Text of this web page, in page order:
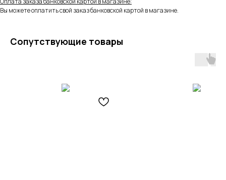
Вы можете оплатить свой заказ банковской картой в магазине.
Сопутствующие товары